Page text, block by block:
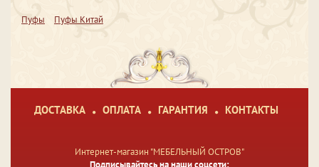
Пуфы Пуфы Китай
ДОСТАВКА ОПЛАТА ГАРАНТИЯ КОНТАКТЫ
Интернет-магазин "МЕБЕЛЬНЫЙ ОСТРОВ"
Подписывайтесь на наши соцсети: